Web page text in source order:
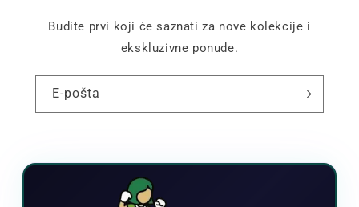
Budite prvi koji će saznati za nove kolekcije i
ekskluzivne ponude.
E-pošta